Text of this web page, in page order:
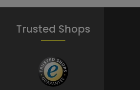
Trusted Shops